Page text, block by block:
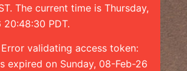
The current time is Thursday,
PDT.
validating access token:
expired on Sunday, 08-Feb-26